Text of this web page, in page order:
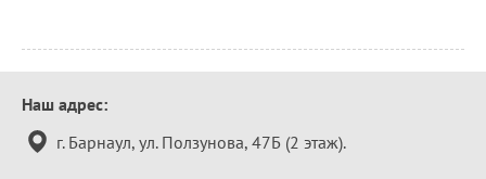
Контактная
информация
Наш адрес:
г. Барнаул, ул. Ползунова, 47Б (2 этаж).